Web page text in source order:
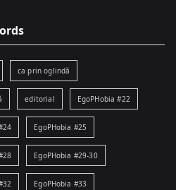
ca prin oglindă
editorial EgoPHobia #22
EgoPHobia #25
EgoPHobia #29-30
EgoPHobia #33